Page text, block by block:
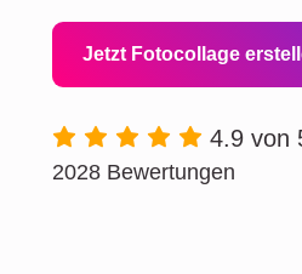
Jetzt Fotocollage
4.9 von
2028 Bewertungen